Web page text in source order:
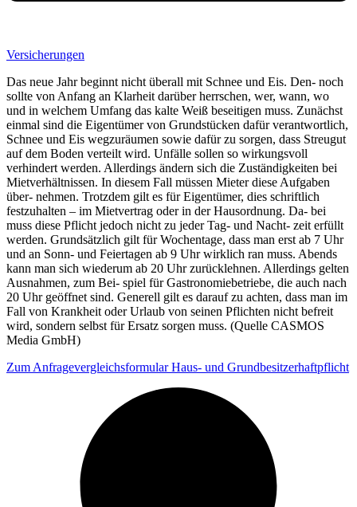
Versicherungen
Das neue Jahr beginnt nicht überall mit Schnee und Eis. Den- noch
sollte von Anfang an Klarheit darüber herrschen, wer, wann, wo
und in welchem Umfang das kalte Weiß beseitigen muss. Zunächst
einmal sind die Eigentümer von Grundstücken dafür verantwortlich,
Schnee und Eis wegzuräumen sowie dafür zu sorgen, dass Streugut
auf dem Boden verteilt wird. Unfälle sollen so wirkungsvoll
verhindert werden. Allerdings ändern sich die Zuständigkeiten bei
Mietverhältnissen. In diesem Fall müssen Mieter diese Aufgaben
über- nehmen. Trotzdem gilt es für Eigentümer, dies schriftlich
festzuhalten – im Mietvertrag oder in der Hausordnung. Da- bei
muss diese Pflicht jedoch nicht zu jeder Tag- und Nacht- zeit erfüllt
werden. Grundsätzlich gilt für Wochentage, dass man erst ab 7 Uhr
und an Sonn- und Feiertagen ab 9 Uhr wirklich ran muss. Abends
kann man sich wiederum ab 20 Uhr zurücklehnen. Allerdings gelten
Ausnahmen, zum Bei- spiel für Gastronomiebetriebe, die auch nach
20 Uhr geöffnet sind. Generell gilt es darauf zu achten, dass man im
Fall von Krankheit oder Urlaub von seinen Pflichten nicht befreit
wird, sondern selbst für Ersatz sorgen muss. (Quelle CASMOS
Media GmbH)
Zum Anfragevergleichsformular Haus- und Grundbesitzerhaftpflicht